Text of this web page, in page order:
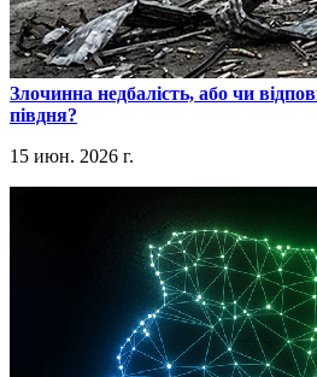
​Злочинна недбалість, або чи
півдня?
15 июн. 2026 г.